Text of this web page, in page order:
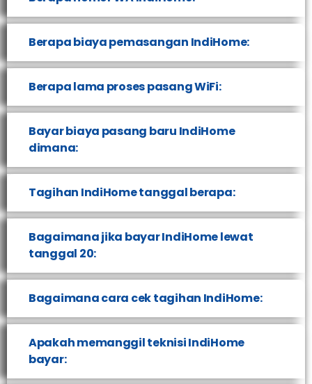
Berapa biaya pemasangan IndiHome:
Berapa lama proses pasang WiFi:
Bayar biaya pasang baru IndiHome
dimana:
Tagihan IndiHome tanggal berapa:
Bagaimana jika bayar IndiHome lewat
tanggal 20:
Bagaimana cara cek tagihan IndiHome:
Apakah memanggil teknisi IndiHome
bayar: